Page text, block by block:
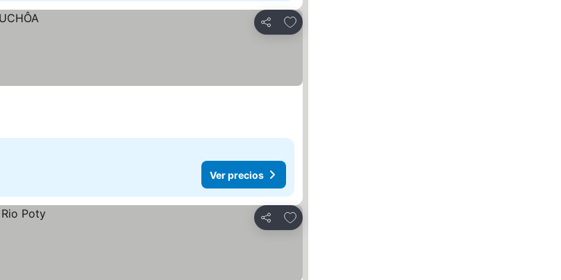
Compartir
Añadir a favoritos
Ver precios
Compartir
Añadir a favoritos